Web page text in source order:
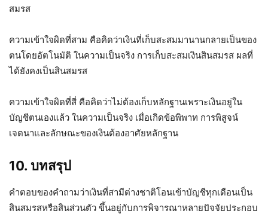
สมรส
ความเข้าใจผิดที่สาม คือคิดว่าเงินที่เก็บสะสมมานานกลายเป็นของ
ตนโดยอัตโนมัติ ในความเป็นจริง การเก็บสะสมเงินสินสมรส ผลที่
ได้ยังคงเป็นสินสมรส
ความเข้าใจผิดที่สี่ คือคิดว่าไม่ต้องเก็บหลักฐานเพราะเงินอยู่ใน
บัญชีตนเองแล้ว ในความเป็นจริง เมื่อเกิดข้อพิพาท การพิสูจน์
เจตนาและลักษณะของเงินต้องอาศัยหลักฐาน
10. บทสรุป
คำตอบของคำถามว่าเงินที่สามีต่างชาติโอนเข้าบัญชีทุกเดือนเป็น
สินสมรสหรือสินส่วนตัว ขึ้นอยู่กับการพิจารณาหลายปัจจัยประกอบ